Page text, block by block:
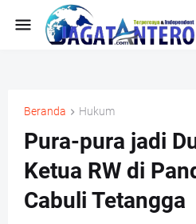
Beranda Hukum
Pura-pura jadi
Ketua RW di
Cabuli Tetangga